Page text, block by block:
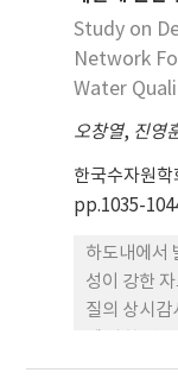
Study on
Network
Water
오창열, 진영
한국수자원학
pp.1035-
하도내에서
성이 강한
질의 상시감
서 유출량